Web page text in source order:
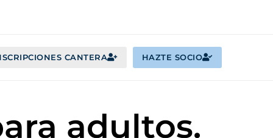
CANTERA HAZTE SOCIO
adultos.